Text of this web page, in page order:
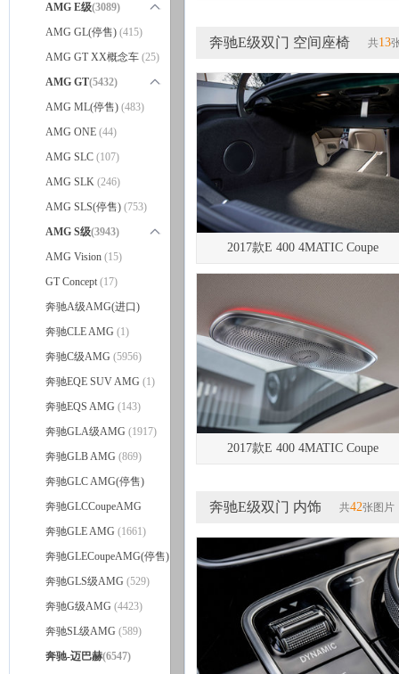
AMG CLA猎跑车
(221)
AMG E级(3089)
奔驰E级AMG(3052)
AMG E级旅行车(37)
AMG GL(停售) (415)
AMG GT XX概念车 (25)
AMG GT(5432)
奔驰AMG GT (3306)
AMG GT四门
AMG ML(停售) (483)
AMG ONE (44)
AMG SLC (107)
AMG SLK (246)
AMG SLS(停售) (753)
AMG S级(3943)
AMG S级 (2533)
奔驰S级AMG
AMG S级敞篷(231)
AMG Vision (15)
GT Concept (17)
奔驰A级AMG(进口)
(3235)
奔驰CLE AMG (1)
奔驰C级AMG (5956)
奔驰EQE SUV AMG (1)
奔驰EQS AMG (143)
奔驰GLA级AMG (1917)
奔驰GLB AMG (869)
奔驰GLC AMG(停售)
(3113)
奔驰GLCCoupeAMG
(2108)
奔驰GLE AMG (1661)
奔驰GLECoupeAMG(停售)
(1649)
奔驰GLS级AMG (529)
奔驰G级AMG (4423)
奔驰SL级AMG (589)
奔驰-迈巴赫(6547)
奔驰E级双门 空间座椅 共13
2017款E 400 4MATIC Coupe
2017款E 400 4MATIC Coupe
奔驰E级双门 内饰 共42张图片